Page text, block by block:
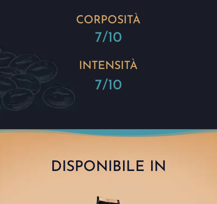
CORPOSITÀ
7/10
INTENSITÀ
7/10
DISPONIBILE IN